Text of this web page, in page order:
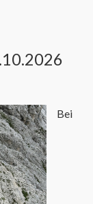
Bei